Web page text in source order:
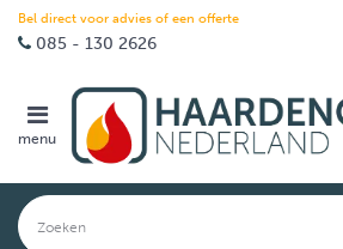
Bel direct voor advies of een offerte
085 - 130 2626
menu